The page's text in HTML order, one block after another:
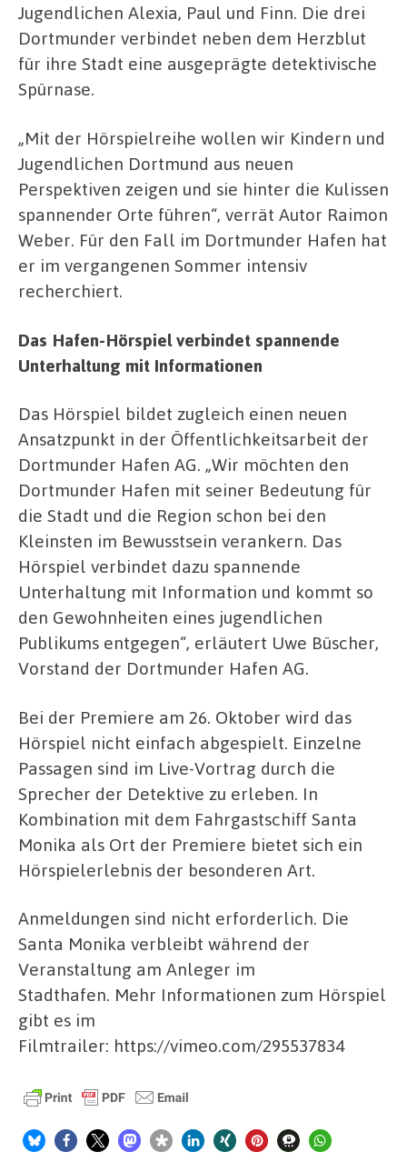
Jugendlichen Alexia, Paul und Finn. Die drei
Dortmunder verbindet neben dem Herzblut
für ihre Stadt eine ausgeprägte detektivische
Spürnase.
„Mit der Hörspielreihe wollen wir Kindern und
Jugendlichen Dortmund aus neuen
Perspektiven zeigen und sie hinter die Kulissen
spannender Orte führen“, verrät Autor Raimon
Weber. Für den Fall im Dortmunder Hafen hat
er im vergangenen Sommer intensiv
recherchiert.
Das Hafen-Hörspiel verbindet spannende
Unterhaltung mit Informationen
Das Hörspiel bildet zugleich einen neuen
Ansatzpunkt in der Öffentlichkeitsarbeit der
Dortmunder Hafen AG. „Wir möchten den
Dortmunder Hafen mit seiner Bedeutung für
die Stadt und die Region schon bei den
Kleinsten im Bewusstsein verankern. Das
Hörspiel verbindet dazu spannende
Unterhaltung mit Information und kommt so
den Gewohnheiten eines jugendlichen
Publikums entgegen“, erläutert Uwe Büscher,
Vorstand der Dortmunder Hafen AG.
Bei der Premiere am 26. Oktober wird das
Hörspiel nicht einfach abgespielt. Einzelne
Passagen sind im Live-Vortrag durch die
Sprecher der Detektive zu erleben. In
Kombination mit dem Fahrgastschiff Santa
Monika als Ort der Premiere bietet sich ein
Hörspielerlebnis der besonderen Art.
Anmeldungen sind nicht erforderlich. Die
Santa Monika verbleibt während der
Veranstaltung am Anleger im
Stadthafen. Mehr Informationen zum Hörspiel
gibt es im
Filmtrailer: https://vimeo.com/295537834